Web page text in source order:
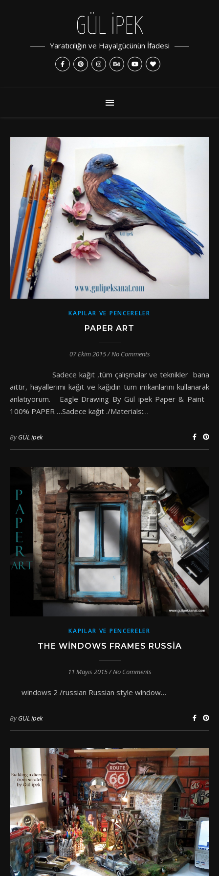
GÜL İPEK
Yaratıcılığın ve Hayalgücünün İfadesi
KAPILAR VE PENCERELER
PAPER ART
07 Ekim 2015/No Comments
Sadece kağıt ,tüm çalışmalar ve teknikler bana
aittir, hayallerimi kağıt ve kağıdın tüm imkanlarını kullanarak
anlatıyorum. Eagle Drawing By Gül ipek Paper & Paint
100% PAPER …Sadece kağıt ./Materials:…
ByGÜL ipek
KAPILAR VE PENCERELER
THE WINDOWS FRAMES RUSSIA
11 Mayıs 2015/No Comments
windows 2 /russian Russian style window…
ByGÜL ipek